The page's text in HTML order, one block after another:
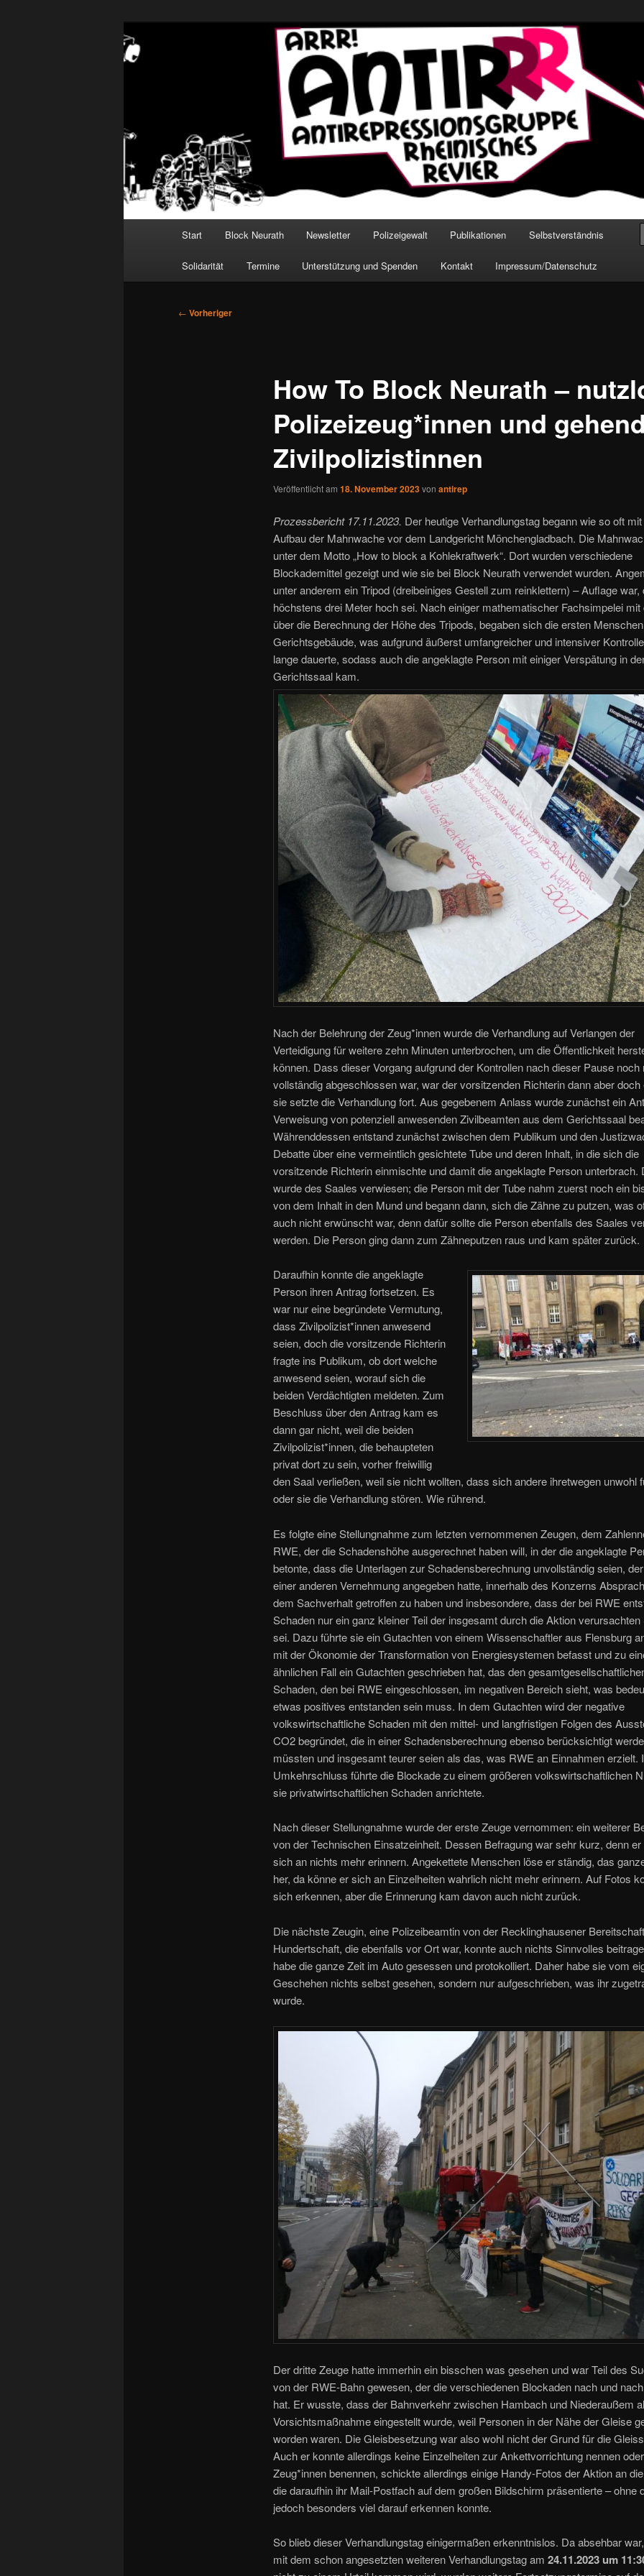
Antirepressionsgruppe Rheinisches Revier
Start Block Neurath Newsletter Polizeigewalt Publikationen Selbstverständnis
Solidarität Termine Unterstützung und Spenden Kontakt Impressum/Datenschutz
Beitragsnavigation
← Vorheriger
How To Block Neurath –
Polizeizeug*innen und
Zivilpolizistinnen
Veröffentlicht am 18. November 2023von antirep
Prozessbericht 17.11.2023. Der heutige Verhandlungstag begann wie so oft
Aufbau der Mahnwache vor dem Landgericht Mönchengladbach. Die
unter dem Motto „How to block a Kohlekraftwerk“. Dort wurden verschiedene
Blockademittel gezeigt und wie sie bei Block Neurath verwendet wurden.
unter anderem ein Tripod (dreibeiniges Gestell zum reinklettern) – Auflage war,
höchstens drei Meter hoch sei. Nach einiger mathematischer Fachsimpelei mit
über die Berechnung der Höhe des Tripods, begaben sich die ersten
Gerichtsgebäude, was aufgrund äußerst umfangreicher und intensiver
lange dauerte, sodass auch die angeklagte Person mit einiger Verspätung in
Gerichtssaal kam.
Nach der Belehrung der Zeug*innen wurde die Verhandlung auf Verlangen der
Verteidigung für weitere zehn Minuten unterbrochen, um die Öffentlichkeit
können. Dass dieser Vorgang aufgrund der Kontrollen nach dieser Pause noch
vollständig abgeschlossen war, war der vorsitzenden Richterin dann aber doch
sie setzte die Verhandlung fort. Aus gegebenem Anlass wurde zunächst ein
Verweisung von potenziell anwesenden Zivilbeamten aus dem Gerichtssaal
Währenddessen entstand zunächst zwischen dem Publikum und den
Debatte über eine vermeintlich gesichtete Tube und deren Inhalt, in die sich die
vorsitzende Richterin einmischte und damit die angeklagte Person unterbrach.
wurde des Saales verwiesen; die Person mit der Tube nahm zuerst noch ein
von dem Inhalt in den Mund und begann dann, sich die Zähne zu putzen, was
auch nicht erwünscht war, denn dafür sollte die Person ebenfalls des Saales
werden. Die Person ging dann zum Zähneputzen raus und kam später zurück.
Daraufhin konnte die angeklagte
Person ihren Antrag fortsetzen. Es
war nur eine begründete Vermutung,
dass Zivilpolizist*innen anwesend
seien, doch die vorsitzende Richterin
fragte ins Publikum, ob dort welche
anwesend seien, worauf sich die
beiden Verdächtigten meldeten. Zum
Beschluss über den Antrag kam es
dann gar nicht, weil die beiden
Zivilpolizist*innen, die behaupteten
privat dort zu sein, vorher freiwillig
den Saal verließen, weil sie nicht wollten, dass sich andere ihretwegen unwohl
oder sie die Verhandlung stören. Wie rührend.
Es folgte eine Stellungnahme zum letzten vernommenen Zeugen, dem
RWE, der die Schadenshöhe ausgerechnet haben will, in der die angeklagte
betonte, dass die Unterlagen zur Schadensberechnung unvollständig seien,
einer anderen Vernehmung angegeben hatte, innerhalb des Konzerns
dem Sachverhalt getroffen zu haben und insbesondere, dass der bei RWE
Schaden nur ein ganz kleiner Teil der insgesamt durch die Aktion verursachten
sei. Dazu führte sie ein Gutachten von einem Wissenschaftler aus Flensburg
mit der Ökonomie der Transformation von Energiesystemen befasst und zu
ähnlichen Fall ein Gutachten geschrieben hat, das den
Schaden, den bei RWE eingeschlossen, im negativen Bereich sieht, was
etwas positives entstanden sein muss. In dem Gutachten wird der negative
volkswirtschaftliche Schaden mit den mittel- und langfristigen Folgen des
CO2 begründet, die in einer Schadensberechnung ebenso berücksichtigt
müssten und insgesamt teurer seien als das, was RWE an Einnahmen erzielt.
Umkehrschluss führte die Blockade zu einem größeren volkswirtschaftlichen
sie privatwirtschaftlichen Schaden anrichtete.
Nach dieser Stellungnahme wurde der erste Zeuge vernommen: ein weiterer
von der Technischen Einsatzeinheit. Dessen Befragung war sehr kurz, denn
sich an nichts mehr erinnern. Angekettete Menschen löse er ständig, das
her, da könne er sich an Einzelheiten wahrlich nicht mehr erinnern. Auf Fotos
sich erkennen, aber die Erinnerung kam davon auch nicht zurück.
Die nächste Zeugin, eine Polizeibeamtin von der Recklinghausener
Hundertschaft, die ebenfalls vor Ort war, konnte auch nichts Sinnvolles
habe die ganze Zeit im Auto gesessen und protokolliert. Daher habe sie vom
Geschehen nichts selbst gesehen, sondern nur aufgeschrieben, was ihr
wurde.
Der dritte Zeuge hatte immerhin ein bisschen was gesehen und war Teil des
von der RWE-Bahn gewesen, der die verschiedenen Blockaden nach und
hat. Er wusste, dass der Bahnverkehr zwischen Hambach und Niederaußem
Vorsichtsmaßnahme eingestellt wurde, weil Personen in der Nähe der Gleise
worden waren. Die Gleisbesetzung war also wohl nicht der Grund für die
Auch er konnte allerdings keine Einzelheiten zur Ankettvorrichtung nennen
Zeug*innen benennen, schickte allerdings einige Handy-Fotos der Aktion an
die daraufhin ihr Mail-Postfach auf dem großen Bildschirm präsentierte – ohne
jedoch besonders viel darauf erkennen konnte.
So blieb dieser Verhandlungstag einigermaßen erkenntnislos. Da absehbar
mit dem schon angesetzten weiteren Verhandlungstag am 24.11.2023 um